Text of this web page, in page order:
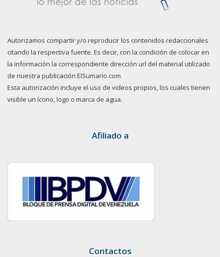
Autorizamos compartir y/o reproducir los contenidos redaccionales
citando la respectiva fuente. Es decir, con la condición de colocar en
la información la correspondiente dirección url del material utilizado
de nuestra publicación ElSumario.com
Esta autorización incluye el uso de videos propios, los cuales tienen
visible un ícono, logo o marca de agua.
Afiliado a
Contactos